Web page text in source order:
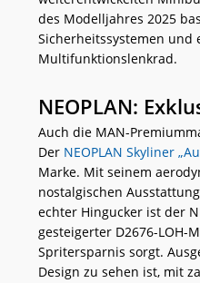
des Modelljahres 2025
Sicherheitssystemen und
Multifunktionslenkrad.
NEOPLAN:
Auch die MAN-
Der NEOPLAN Skyliner
Marke. Mit seinem
nostalgischen
echter Hingucker ist der
gesteigerter D2676-LOH-
Spritersparnis sorgt.
Design zu sehen ist, mit